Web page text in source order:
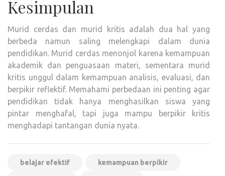
Kesimpulan
Murid cerdas dan murid kritis adalah dua hal yang
berbeda namun saling melengkapi dalam dunia
pendidikan. Murid cerdas menonjol karena kemampuan
akademik dan penguasaan materi, sementara murid
kritis unggul dalam kemampuan analisis, evaluasi, dan
berpikir reflektif. Memahami perbedaan ini penting agar
pendidikan tidak hanya menghasilkan siswa yang
pintar menghafal, tapi juga mampu berpikir kritis
menghadapi tantangan dunia nyata.
belajar efektif kemampuan berpikir